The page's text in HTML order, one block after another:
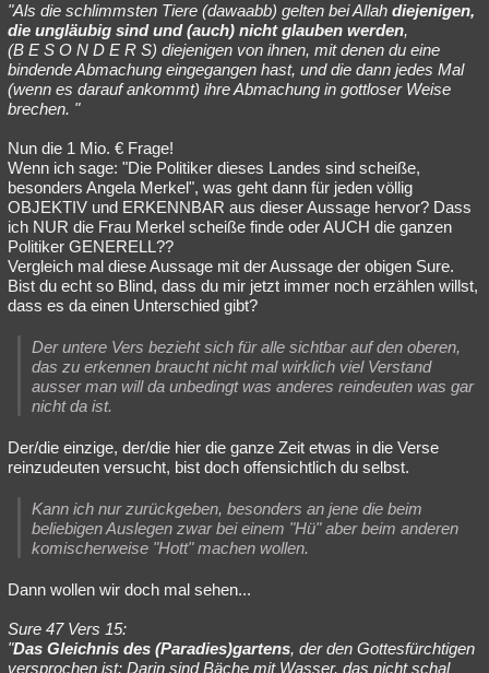
"Als die schlimmsten Tiere (dawaabb) gelten bei Allah diejenigen,
die ungläubig sind und (auch) nicht glauben werden,
(B E S O N D E R S) diejenigen von ihnen, mit denen du eine
bindende Abmachung eingegangen hast, und die dann jedes Mal
(wenn es darauf ankommt) ihre Abmachung in gottloser Weise
brechen. "
Nun die 1 Mio. € Frage!
Wenn ich sage: "Die Politiker dieses Landes sind scheiße,
besonders Angela Merkel", was geht dann für jeden völlig
OBJEKTIV und ERKENNBAR aus dieser Aussage hervor? Dass
ich NUR die Frau Merkel scheiße finde oder AUCH die ganzen
Politiker GENERELL??
Vergleich mal diese Aussage mit der Aussage der obigen Sure.
Bist du echt so Blind, dass du mir jetzt immer noch erzählen willst,
dass es da einen Unterschied gibt?
Der untere Vers bezieht sich für alle sichtbar auf den oberen,
das zu erkennen braucht nicht mal wirklich viel Verstand
ausser man will da unbedingt was anderes reindeuten was gar
nicht da ist.
Der/die einzige, der/die hier die ganze Zeit etwas in die Verse
reinzudeuten versucht, bist doch offensichtlich du selbst.
Kann ich nur zurückgeben, besonders an jene die beim
beliebigen Auslegen zwar bei einem "Hü" aber beim anderen
komischerweise "Hott" machen wollen.
Dann wollen wir doch mal sehen...
Sure 47 Vers 15:
"Das Gleichnis des (Paradies)gartens, der den Gottesfürchtigen
versprochen ist: Darin sind Bäche mit Wasser, das nicht schal